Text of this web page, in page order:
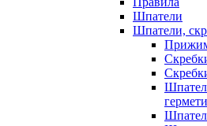
Шпатели
Шпатели,